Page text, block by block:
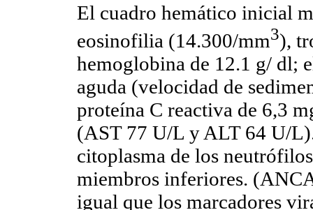
El cuadro hemático inicial
eosinofilia (14.300/mm3),
hemoglobina de 12.1 g/ dl;
aguda (velocidad de
proteína C reactiva de 6,3
(AST 77 U/L y ALT 64 U/
citoplasma de los
miembros inferiores.
igual que los marcadores